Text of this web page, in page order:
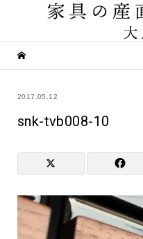
2017.05.12
snk-tvb008-10